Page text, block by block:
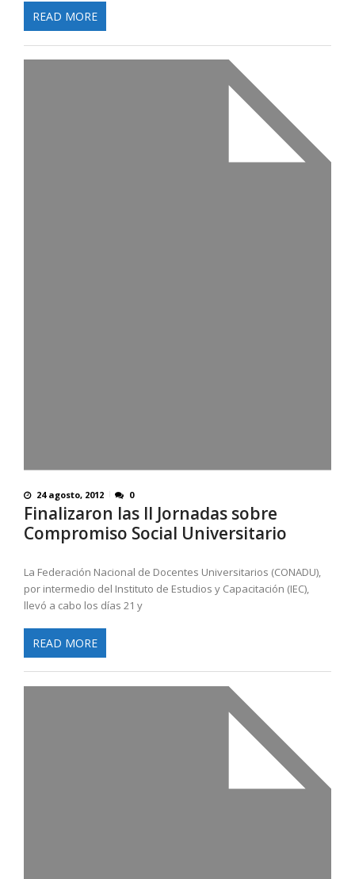
READ MORE
24 agosto, 2012 0
Finalizaron las II Jornadas sobre
Compromiso Social Universitario
La Federación Nacional de Docentes Universitarios (CONADU),
por intermedio del Instituto de Estudios y Capacitación (IEC),
llevó a cabo los días 21 y
READ MORE